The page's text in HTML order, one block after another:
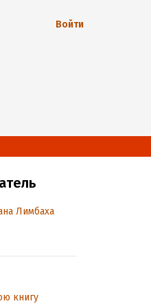
Войти
Лимбаха
книгу